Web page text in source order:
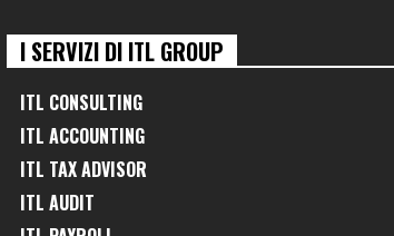
I SERVIZI DI ITL GROUP
ITL CONSULTING
ITL ACCOUNTING
ITL TAX ADVISOR
ITL AUDIT